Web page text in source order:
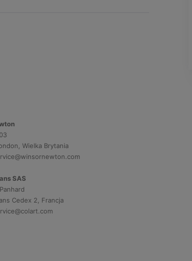
Wielka Brytania
SAS
Cedex 2, Francja